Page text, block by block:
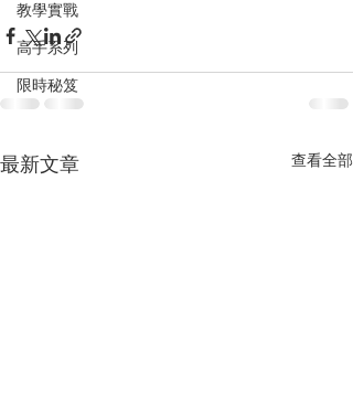
教學實戰
高手系列
限時秘笈
最新文章 查看全部